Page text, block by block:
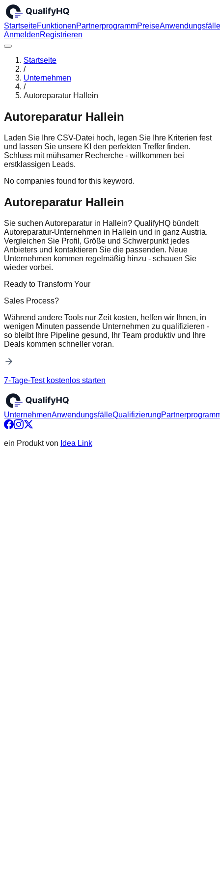
StartseiteFunktionenPartnerprogrammPreiseAnwendungsfälle
AnmeldenRegistrieren
Startseite
/
Unternehmen
/
Autoreparatur Hallein
Autoreparatur Hallein
Laden Sie Ihre CSV-Datei hoch, legen Sie Ihre Kriterien fest
und lassen Sie unsere KI den perfekten Treffer finden.
Schluss mit mühsamer Recherche - willkommen bei
erstklassigen Leads.
No companies found for this keyword.
Autoreparatur Hallein
Sie suchen Autoreparatur in Hallein? QualifyHQ bündelt
Autoreparatur-Unternehmen in Hallein und in ganz Austria.
Vergleichen Sie Profil, Größe und Schwerpunkt jedes
Anbieters und kontaktieren Sie die passenden. Neue
Unternehmen kommen regelmäßig hinzu - schauen Sie
wieder vorbei.
Ready to Transform Your
Sales Process?
Während andere Tools nur Zeit kosten, helfen wir Ihnen, in
wenigen Minuten passende Unternehmen zu qualifizieren -
so bleibt Ihre Pipeline gesund, Ihr Team produktiv und Ihre
Deals kommen schneller voran.
7-Tage-Test kostenlos starten
UnternehmenAnwendungsfälleQualifizierung
ein Produkt von Idea Link